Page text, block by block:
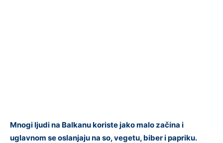
Mnogi ljudi na Balkanu koriste jako malo začina i
uglavnom se oslanjaju na so, vegetu, biber i papriku.